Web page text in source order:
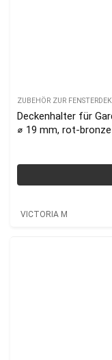
ZUBEHÖR ZUR
Deckenhalter für
⌀ 19 mm, rot-
VICTORIA M